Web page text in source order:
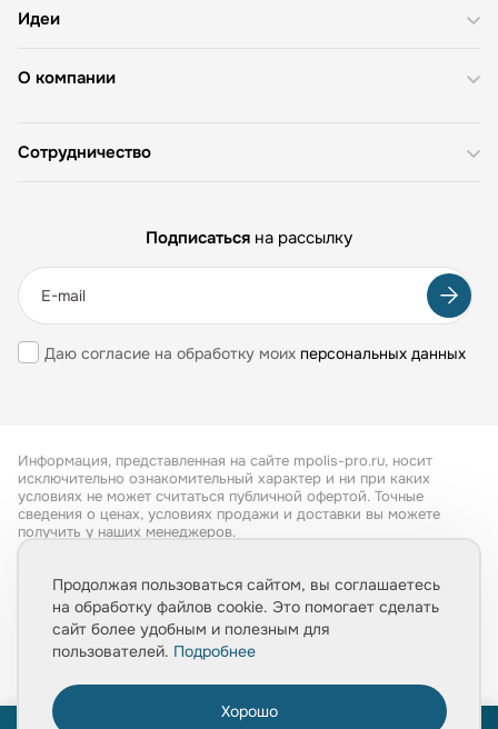
О компании
Идеи
Сотрудничество
Подписаться на рассылку
Даю согласие на обработку моих персональных данных
Информация, представленная на сайте mpolis-pro.ru, носит
исключительно ознакомительный характер и ни при каких
условиях не может считаться публичной офертой. Точные
сведения о ценах, условиях продажи и доставки вы можете
получить у наших менеджеров.
Обработка персональных данных
Политика конфиденциальности
Продолжая пользоваться сайтом, вы соглашаетесь
на обработку файлов cookie. Это помогает сделать
сайт более удобным и полезным для
пользователей. Подробнее
Хорошо